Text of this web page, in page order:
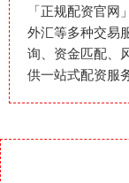
「正规配资官网
外汇等多种交易
询、资金匹配、
供一站式配资服务